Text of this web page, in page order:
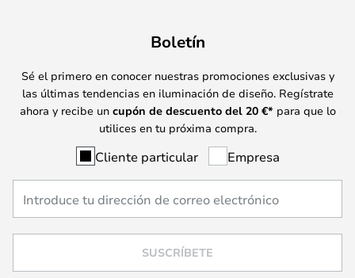
Boletín
Sé el primero en conocer nuestras promociones exclusivas y
las últimas tendencias en iluminación de diseño. Regístrate
ahora y recibe un cupón de descuento del 20 €* para que lo
utilices en tu próxima compra.
Cliente particular Empresa
SUSCRÍBETE